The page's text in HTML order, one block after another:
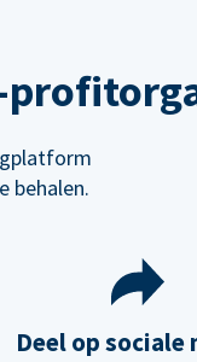
behalen.
Deel op sociale